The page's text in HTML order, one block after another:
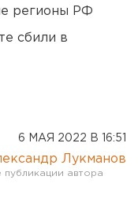
регионы РФ
сбили в
6 МАЯ 2022 В 16:51
Лукманов